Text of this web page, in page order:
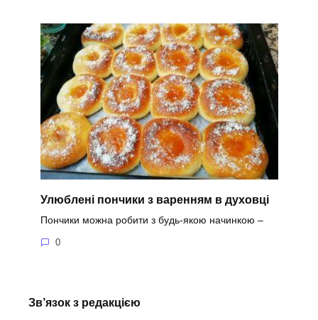
Улюблені пончики з варенням в духовці
Пончики можна робити з будь-якою начинкою –
0
Зв’язок з редакцією